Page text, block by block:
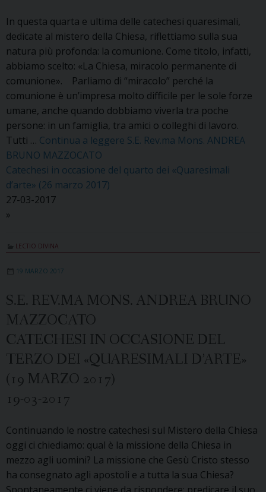
In questa quarta e ultima delle catechesi quaresimali,
dedicate al mistero della Chiesa, riflettiamo sulla sua
natura più profonda: la comunione. Come titolo, infatti,
abbiamo scelto: «La Chiesa, miracolo permanente di
comunione». Parliamo di “miracolo” perché la
comunione è un’impresa molto difficile per le sole forze
umane, anche quando dobbiamo viverla tra poche
persone: in un famiglia, tra amici o colleghi di lavoro.
Tutti … Continua a leggere S.E. Rev.ma Mons. ANDREA
BRUNO MAZZOCATO
Catechesi in occasione del quarto dei «Quaresimali
d’arte» (26 marzo 2017)
27-03-2017
»
LECTIO DIVINA
19 MARZO 2017
S.E. REV.MA MONS. ANDREA BRUNO
MAZZOCATO
CATECHESI IN OCCASIONE DEL
TERZO DEI «QUARESIMALI D’ARTE»
(19 MARZO 2017)
19-03-2017
Continuando le nostre catechesi sul Mistero della Chiesa
oggi ci chiediamo: qual è la missione della Chiesa in
mezzo agli uomini? La missione che Gesù Cristo stesso
ha consegnato agli apostoli e a tutta la sua Chiesa?